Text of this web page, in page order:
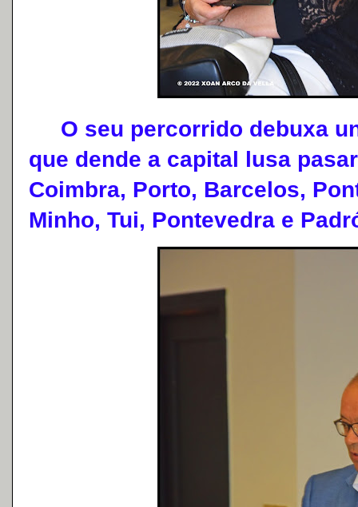
O seu percorrido debuxa
que dende a capital lusa
Coimbra, Porto, Barcelos,
Minho, Tui, Pontevedra e